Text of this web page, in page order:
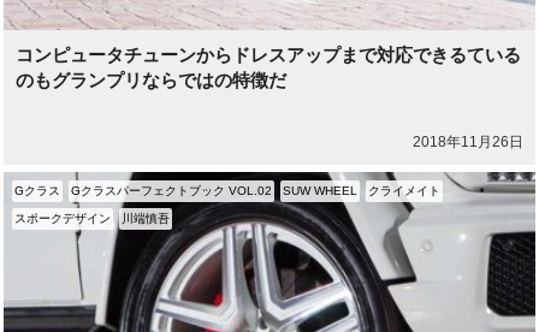
コンピュータチューンからドレスアップまで対応できるている
のもグランプリならではの特徴だ
2018年11月26日
Gクラス Gクラスパーフェクトブック VOL.02 SUW WHEEL クライメイト
スポークデザイン 川端慎吾